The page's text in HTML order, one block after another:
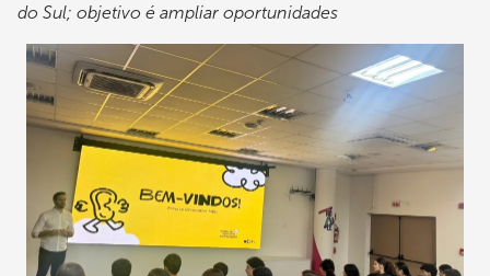
do Sul; objetivo é ampliar oportunidades